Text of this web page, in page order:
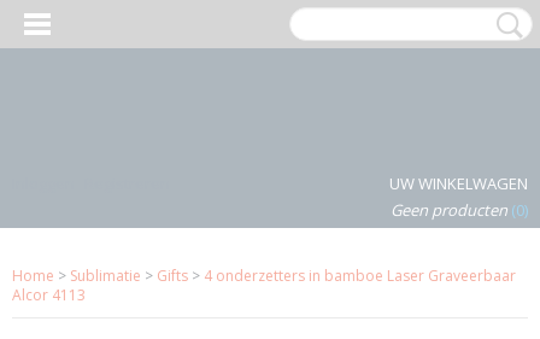
UW WINKELWAGEN
Geen producten (0)
Home > Sublimatie > Gifts > 4 onderzetters in bamboe Laser Graveerbaar
Alcor 4113